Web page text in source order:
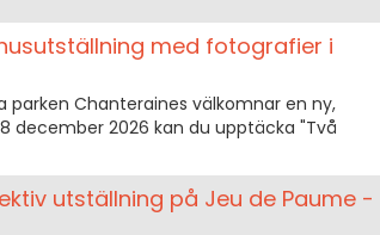
med fotografier i
Chanteraines välkomnar en ny,
december 2026 kan du upptäcka "Två
utställning på Jeu de Paume -